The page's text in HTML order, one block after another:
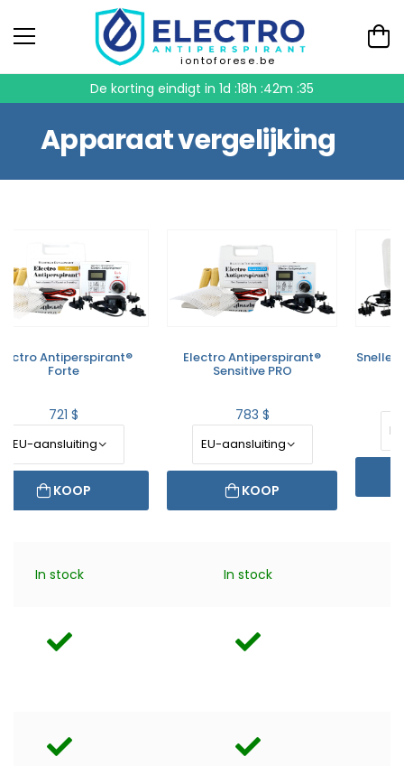
iontoforese.be
De korting eindigt in 1d :18h :42m :35
Apparaat vergelijking
Antiperspirant®
Forte
721 $
KOOP
Electro Antiperspirant®
Sensitive PRO
783 $
KOOP
Snelle
In stock In stock